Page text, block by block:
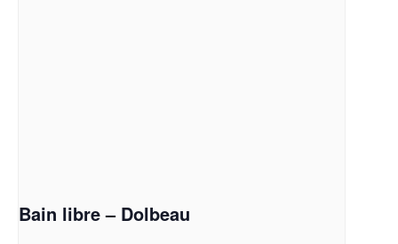
Bain libre – Dolbeau